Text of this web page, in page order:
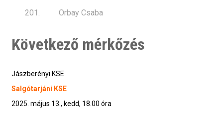
201. Orbay Csaba
Következő mérkőzés
Jászberényi KSE
Salgótarjáni KSE
2025. május 13., kedd, 18.00 óra